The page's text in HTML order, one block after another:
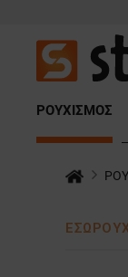
ΡΟΥΧΙΣΜΟΣ